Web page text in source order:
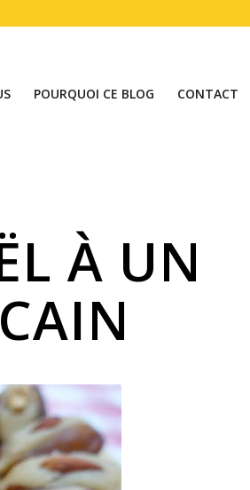
POURQUOI CE BLOG CONTACT
À UN